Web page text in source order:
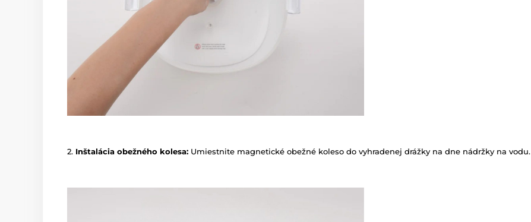
2. Inštalácia obežného kolesa: Umiestnite magnetické obežné koleso do vyhradenej drážky na dne nádržky na vodu.